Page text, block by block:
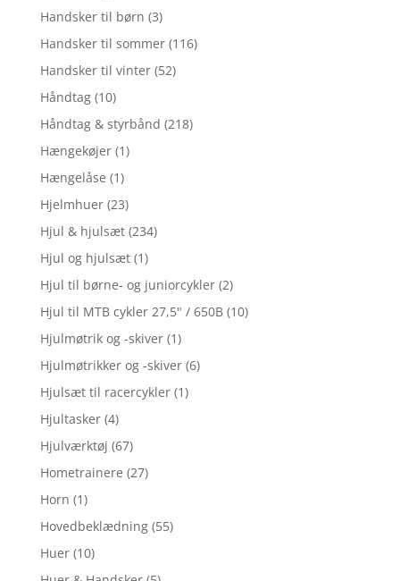
Handsker til børn (3)
Handsker til sommer (116)
Handsker til vinter (52)
Håndtag (10)
Håndtag & styrbånd (218)
Hængekøjer (1)
Hængelåse (1)
Hjelmhuer (23)
Hjul & hjulsæt (234)
Hjul og hjulsæt (1)
Hjul til børne- og juniorcykler (2)
Hjul til MTB cykler 27,5" / 650B (10)
Hjulmøtrik og -skiver (1)
Hjulmøtrikker og -skiver (6)
Hjulsæt til racercykler (1)
Hjultasker (4)
Hjulværktøj (67)
Hometrainere (27)
Horn (1)
Hovedbeklædning (55)
Huer (10)